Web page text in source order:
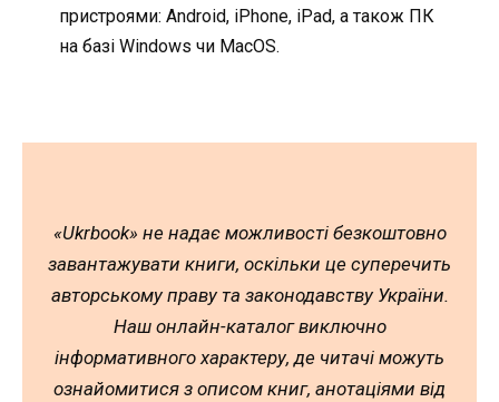
пристроями: Android, iPhone, iPad, а також ПК
на базі Windows чи MacOS.
«Ukrbook» не надає можливості безкоштовно
завантажувати книги, оскільки це суперечить
авторському праву та законодавству України.
Наш онлайн-каталог виключно
інформативного характеру, де читачі можуть
ознайомитися з описом книг, анотаціями від